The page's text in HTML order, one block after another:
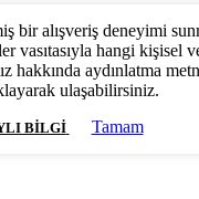
bir alışveriş deneyimi
vasıtasıyla hangi kişisel
hakkında aydınlatma
ulaşabilirsiniz.
BILGI Tamam